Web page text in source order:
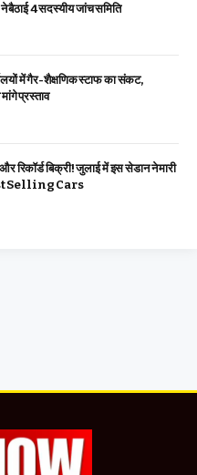
बैठाई 4 सदस्यीय जांच समिति
में गैर-शैक्षणिक स्टाफ का संकट,
प्रस्ताव
बिक्री! जुलाई में इस सेडान ने मारी
Selling Cars